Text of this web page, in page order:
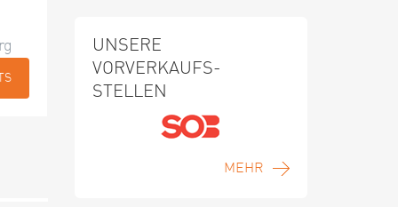
UNSERE
VORVERKAUFS-
STELLEN
MEHR